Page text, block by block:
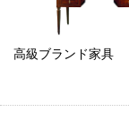
高級ブランド家具